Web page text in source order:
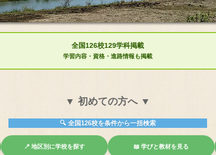
全国126校129学科掲載
学習内容・資格・進路情報も掲載
▼ 初めての方へ ▼
🔍 全国126校を条件から一括検索
📍 地区別に学校を探す 📖 学びと教材を見る